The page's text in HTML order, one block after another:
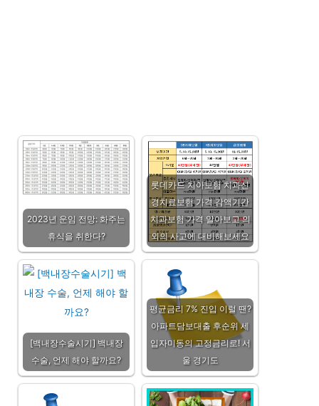
2023년 운임 전망: 화주는
휴식을 취한다?
롯데카드 치아보험 치과신
경치료보험 가격 감액기간
치과보험 가격 알아보고 의
외의 사고에 대비해보세요
[백내장수술시기] 백내장
수술, 언제 해야 할까요?
평균금리 7% 진입 이럴 땐?
아파트담보대출 후순위 세
입자미동의 고정금리로! 서
울 경기도